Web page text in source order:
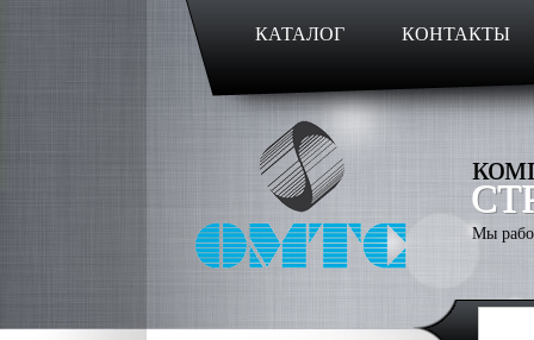
КАТАЛОГ КОНТАКТЫ
Мы